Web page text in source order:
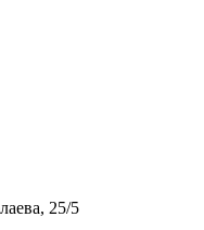
25/5